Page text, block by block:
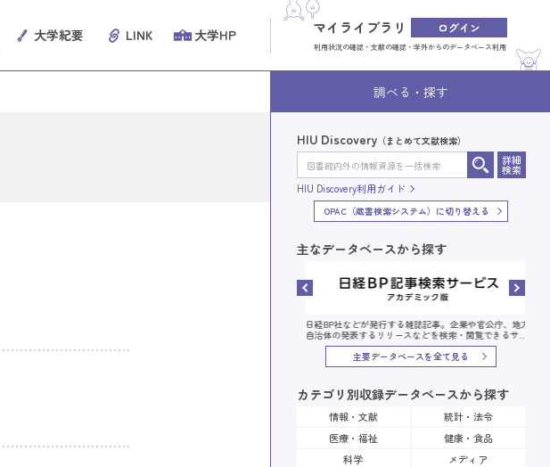
大学紀要 LINK 大学HP マイライブラリ ログイン
利用状況の確認・文献の確認・学外からのデータベース利用
調べる・探す
HIU Discovery（まとめて文献検索）
詳細
検索
HIU Discovery利用ガイド
OPAC（蔵書検索システム）に切り替える
主なデータベースから探す
日経BP社などが発行する雑誌記事。企業や官公庁、地方
自治体の発表するリリースなどを検索・閲覧できるサー
ビスです。
主要データベースを全て見る
カテゴリ別収録データベースから探す
情報・文献
統計・法令
医療・福祉
健康・食品
科学
メディア